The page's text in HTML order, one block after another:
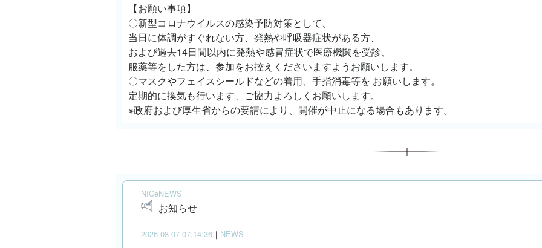
【お願い事項】
〇新型コロナウイルスの感染予防対策として、
当日に体調がすぐれない方、発熱や呼吸器症状がある方、
および過去14日間以内に発熱や感冒症状で医療機関を受診、
服薬等をした方は、参加をお控えくださいますようお願いします。
〇マスクやフェイスシールドなどの着用、手指消毒等を お願いします。
定期的に換気も行います、ご協力よろしくお願いします。
※政府および厚生省からの要請により、開催が中止になる場合もあります。
NICeNEWS
お知らせ
2026-08-07 07:14:36 ｜ NEWS